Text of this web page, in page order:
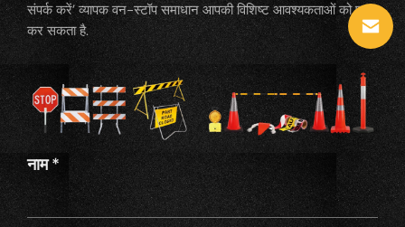
संपर्क करें’ व्यापक वन-स्टॉप समाधान आपकी विशिष्ट आवश्यकताओं को पूरा
कर सकता है.
नाम *